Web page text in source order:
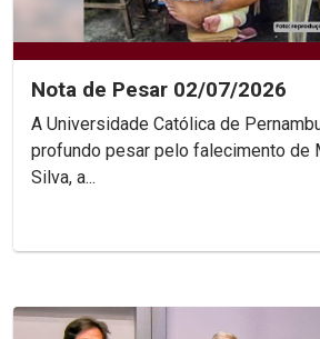
Nota de Pesar 02/07/2026
A Universidade Católica de
profundo pesar pelo falecimento de
Silva, a...